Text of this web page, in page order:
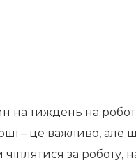
на тиждень на
– це важливо, але
за роботу,